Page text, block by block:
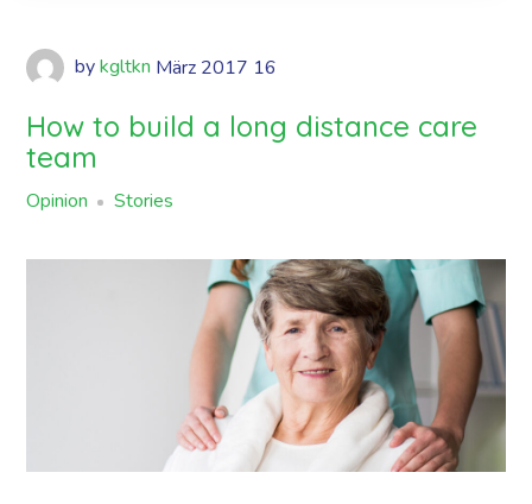
by kgltkn März 2017 16
How to build a long distance care
team
Opinion Stories